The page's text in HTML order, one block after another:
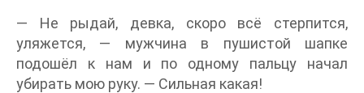
— Не рыдай, девка, скоро всё стерпится,
уляжется, — мужчина в пушистой шапке
подошёл к нам и по одному пальцу начал
убирать мою руку. — Сильная какая!